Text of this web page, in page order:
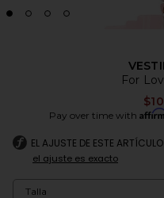
For
Pay over time with
EL AJUSTE DE ESTE ARTÍCULO
el ajuste es exacto
Talla